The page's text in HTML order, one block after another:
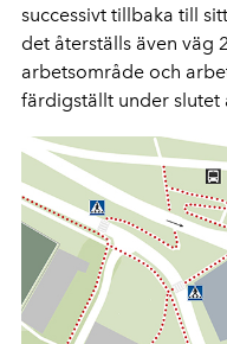
successivt tillbaka till
det återställs även väg
arbetsområde och
färdigställt under slutet